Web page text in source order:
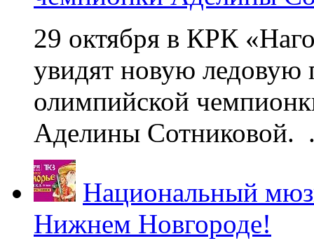
29 октября в КРК
увидят новую ледовую
олимпийской
Аделины Сотниковой.
Национальный
Нижнем Новгороде!